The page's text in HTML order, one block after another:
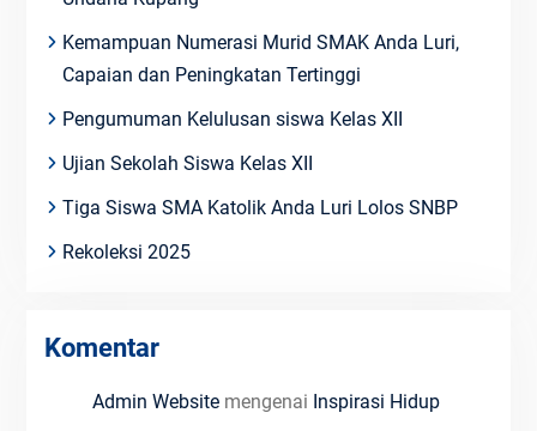
Kemampuan Numerasi Murid SMAK Anda Luri,
Capaian dan Peningkatan Tertinggi
Pengumuman Kelulusan siswa Kelas XII
Ujian Sekolah Siswa Kelas XII
Tiga Siswa SMA Katolik Anda Luri Lolos SNBP
Rekoleksi 2025
Komentar
Admin Websitemengenai Inspirasi Hidup